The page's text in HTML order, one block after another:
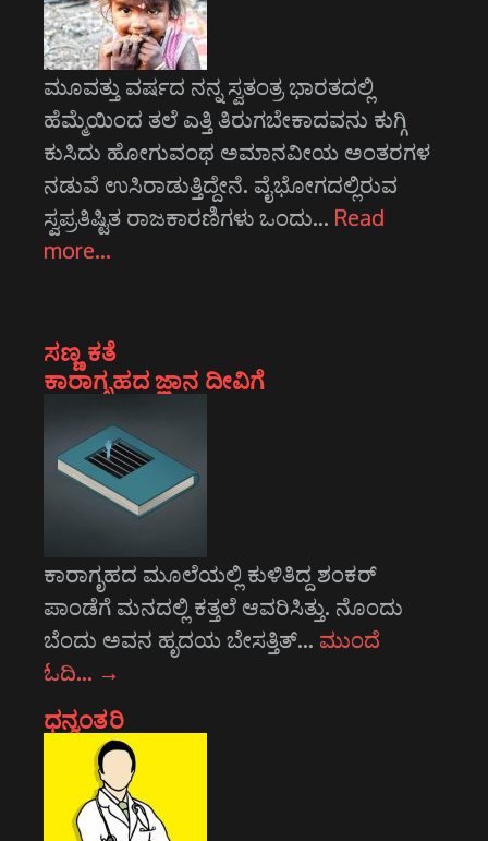
ಮೂವತ್ತು ವರ್ಷದ ನನ್ನ ಸ್ವತಂತ್ರ ಭಾರತದಲ್ಲಿ
ಹೆಮ್ಮೆಯಿಂದ ತಲೆ ಎತ್ತಿ ತಿರುಗಬೇಕಾದವನು ಕುಗ್ಗಿ
ಕುಸಿದು ಹೋಗುವಂಥ ಅಮಾನವೀಯ ಅಂತರಗಳ
ನಡುವೆ ಉಸಿರಾಡುತ್ತಿದ್ದೇನೆ. ವೈಭೋಗದಲ್ಲಿರುವ
ಸ್ವಪ್ರತಿಷ್ಟಿತ ರಾಜಕಾರಣಿಗಳು ಒಂದು… Read
more…
ಸಣ್ಣ ಕತೆ
ಕಾರಾಗೃಹದ ಜ್ಞಾನ ದೀವಿಗೆ
ಕಾರಾಗೃಹದ ಮೂಲೆಯಲ್ಲಿ ಕುಳಿತಿದ್ದ ಶಂಕರ್
ಪಾಂಡೆಗೆ ಮನದಲ್ಲಿ ಕತ್ತಲೆ ಆವರಿಸಿತ್ತು. ನೊಂದು
ಬೆಂದು ಅವನ ಹೃದಯ ಬೇಸತ್ತಿತ್… ಮುಂದೆ
ಓದಿ… →
ಧನ್ವಂತರಿ